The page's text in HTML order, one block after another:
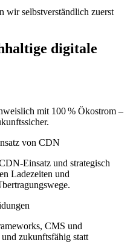
wir selbstverständlich zuerst
digitale
mit 100 % Ökostrom –
von CDN
Einsatz und strategisch
Ladezeiten und
CMS und
zukunftsfähig statt